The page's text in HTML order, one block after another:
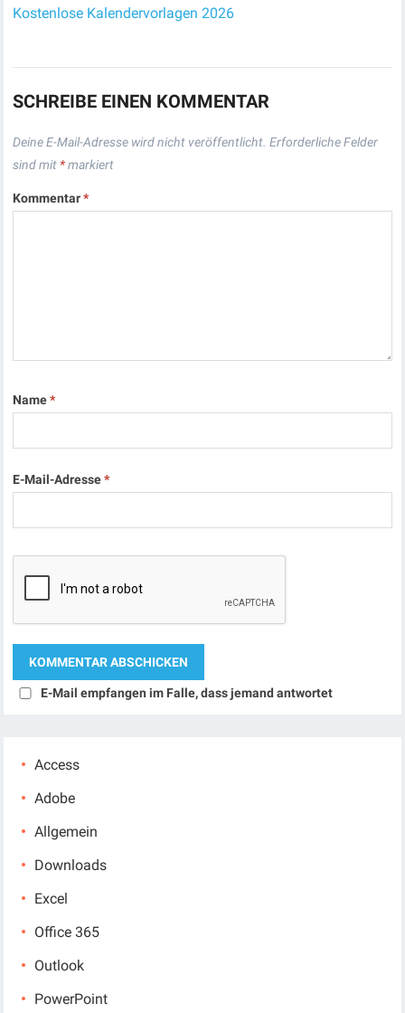
Kostenlose Kalendervorlagen 2026
SCHREIBE EINEN KOMMENTAR
Deine E-Mail-Adresse wird nicht veröffentlicht. Erforderliche Felder
sind mit *markiert
Kommentar*
Name*
E-Mail-Adresse*
E-Mail empfangen im Falle, dass jemand antwortet
Access
Adobe
Allgemein
Downloads
Excel
Office 365
Outlook
PowerPoint